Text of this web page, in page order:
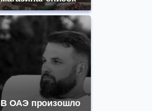
В ОАЭ произошло